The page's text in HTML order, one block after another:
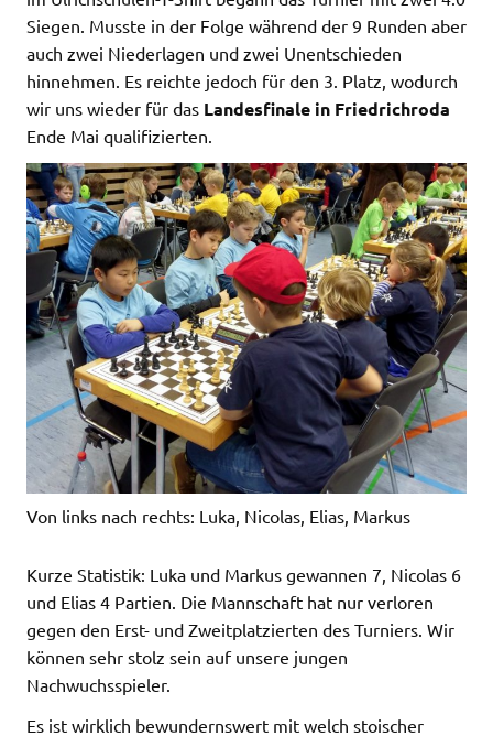
Siegen. Musste in der Folge während der 9 Runden aber
auch zwei Niederlagen und zwei Unentschieden
hinnehmen. Es reichte jedoch für den 3. Platz, wodurch
wir uns wieder für das Landesfinale in Friedrichroda
Ende Mai qualifizierten.
Von links nach rechts: Luka, Nicolas, Elias, Markus
Kurze Statistik: Luka und Markus gewannen 7, Nicolas 6
und Elias 4 Partien. Die Mannschaft hat nur verloren
gegen den Erst- und Zweitplatzierten des Turniers. Wir
können sehr stolz sein auf unsere jungen
Nachwuchsspieler.
Es ist wirklich bewundernswert mit welch stoischer